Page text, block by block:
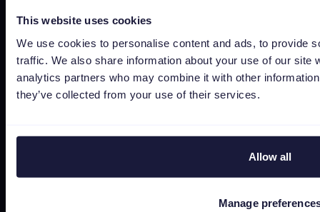
This website uses cookies
We use cookies to personalise content and ads, to provide
traffic. We also share information about your use of our site
analytics partners who may combine it with other
they’ve collected from your use of their services.
Allow all
Manage
Capterra